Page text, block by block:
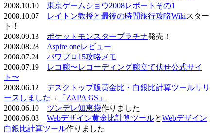
2008.10.10 東京ゲームショウ2008レポートその1
2008.10.07
レイトン教授と最後の時間旅行攻略Wikiスター
ト！
2008.09.13 ポケットモンスタープラチナ発売！
2008.08.28 Aspire oneレビュー
2008.07.24 パワプロ15攻略メモ
2008.07.19
レコ腕〜レコーディング腕立て伏せ公式サイ
ト〜
2008.06.12 デスクトップ版黄金比・白銀比計算ツールリリ
ースしました →
「ZAPA GS」
2008.06.10 ツンデレ知恵袋作りました
2008.06.08 Webデザイン黄金比計算ツールとWebデザイン
白銀比計算ツール作りました